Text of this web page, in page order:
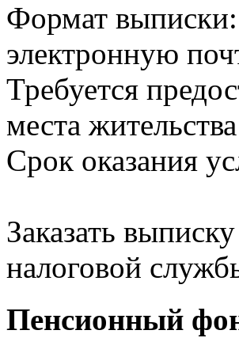
Формат выписки:
электронную
Требуется
места
Срок оказания
Заказать
налоговой
Пенсионный